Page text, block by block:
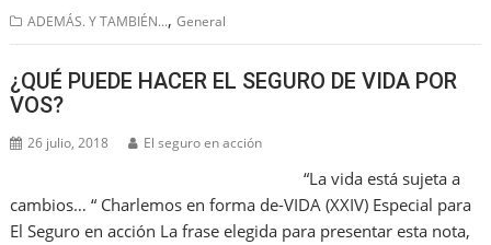
ADEMÁS. Y TAMBIÉN...,General
¿QUÉ PUEDE HACER EL SEGURO DE VIDA POR
VOS?
26 julio, 2018 El seguro en acción
“La vida está sujeta a
cambios… “ Charlemos en forma de-VIDA (XXIV) Especial para
El Seguro en acción La frase elegida para presentar esta nota,